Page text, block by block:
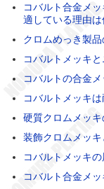
コバルト合金メ
適している理由は
クロムめっき製
コバルトメッキ
コバルトの合金
コバルトメッキ
硬質クロムメッキ
装飾クロムメッ
コバルトメッキの
コバルト合金メ